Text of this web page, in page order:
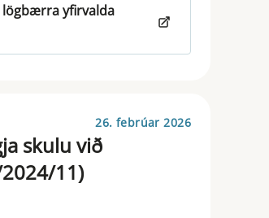
lögbærra yfirvalda
26. febrúar 2026
skulu við
11)